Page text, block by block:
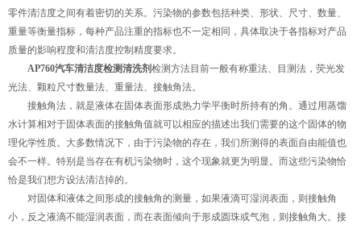
零件清洁度之间有着密切的关系。污染物的参数包括种类、形状、尺寸、数量、
重量等衡量指标，每种产品注重的指标也不一定相同，具体取决于各指标对产品
质量的影响程度和清洁度控制精度要求。
AP760汽车清洁度检测清洗剂检测方法目前一般有称重法、目测法，荧光发
光法、颗粒尺寸数量法、重量法、接触角法。
接触角法，就是液体在固体表面形成热力学平衡时所持有的角。通过用蒸馏
水计算相对于固体表面的接触角值就可以相应的描述出我们需要的这个固体的物
理化学性质。大多数情况下，由于污染物的存在，我们所测得的表面自由能值也
会不一样。特别是当存在有机污染物时，这个现象就更为明显。而这些污染物恰
恰是我们想方设法清洁掉的。
对固体和液体之间形成的接触角的测量，如果液滴可湿润表面，则接触角
小，反之液滴不能湿润表面，而在表面倾向于形成圆珠或气泡，则接触角大。接